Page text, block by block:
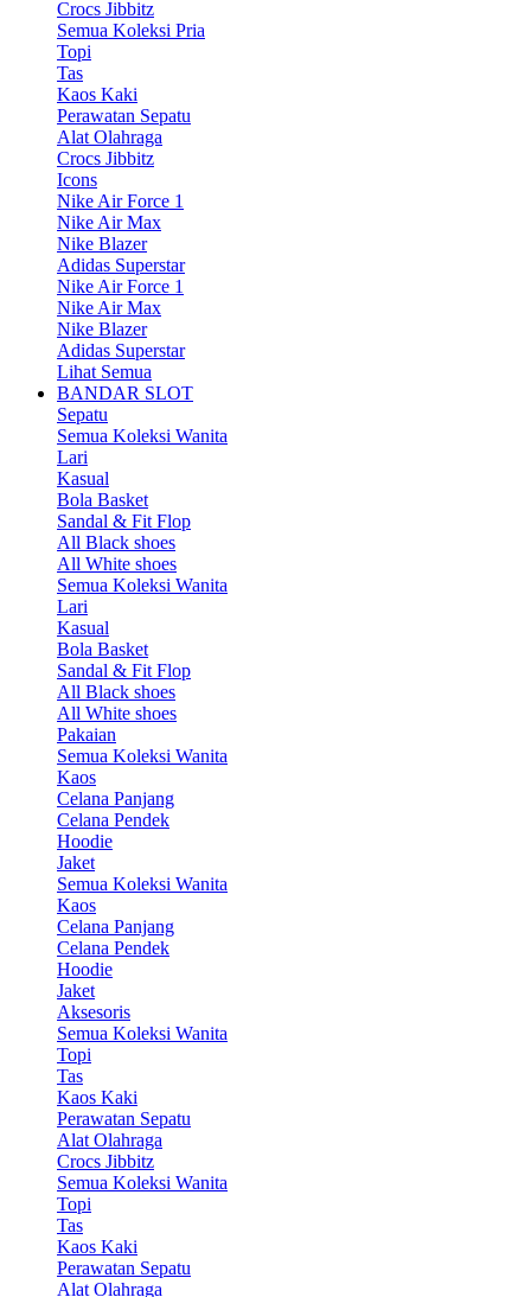
Crocs Jibbitz
Semua Koleksi Pria
Topi
Tas
Kaos Kaki
Perawatan Sepatu
Alat Olahraga
Crocs Jibbitz
Icons
Nike Air Force 1
Nike Air Max
Nike Blazer
Adidas Superstar
Nike Air Force 1
Nike Air Max
Nike Blazer
Adidas Superstar
Lihat Semua
BANDAR SLOT
Sepatu
Semua Koleksi Wanita
Lari
Kasual
Bola Basket
Sandal & Fit Flop
All Black shoes
All White shoes
Semua Koleksi Wanita
Lari
Kasual
Bola Basket
Sandal & Fit Flop
All Black shoes
All White shoes
Pakaian
Semua Koleksi Wanita
Kaos
Celana Panjang
Celana Pendek
Hoodie
Jaket
Semua Koleksi Wanita
Kaos
Celana Panjang
Celana Pendek
Hoodie
Jaket
Aksesoris
Semua Koleksi Wanita
Topi
Tas
Kaos Kaki
Perawatan Sepatu
Alat Olahraga
Crocs Jibbitz
Semua Koleksi Wanita
Topi
Tas
Kaos Kaki
Perawatan Sepatu
Alat Olahraga